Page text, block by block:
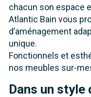
chacun son espace
Atlantic Bain vous
d’aménagement
unique.
Fonctionnels et
nos meubles sur-
Dans un style